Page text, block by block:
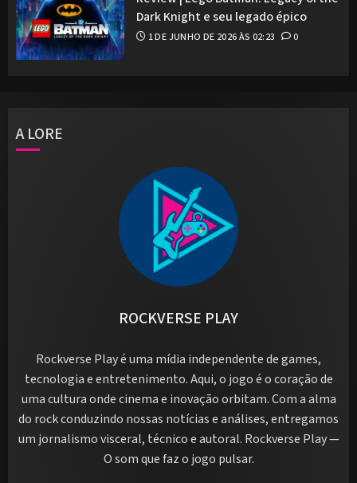
Dark Knight e seu legado épico
1 DE JUNHO DE 2026 ÀS 02:23 0
A LORE
ROCKVERSE PLAY
Rockverse Play é uma mídia independente de games,
tecnologia e entretenimento. Aqui, o jogo é o coração de
uma cultura onde cinema e inovação orbitam. Com a alma
do rock conduzindo nossas notícias e análises, entregamos
um jornalismo visceral, técnico e autoral. Rockverse Play —
O som que faz o jogo pulsar.